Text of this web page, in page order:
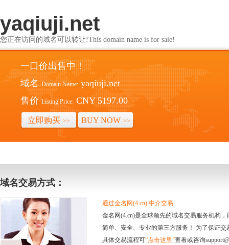
yaqiuji.net
您正在访问的域名可以转让!This domain name is for sale!
一口价出售中！
域名 Domain Name: yaqiuji.net
售价 Listing Price: CNY 5197.00
立即购买 >> BUY NOW >>
域名交易方式：
通过金名网(4.cn) 中介交易
金名网(4.cn)是全球领先的域名交易服务机构
简单、安全、专业的第三方服务！ 为了保证
具体交易流程可“点击这里”查看或咨询